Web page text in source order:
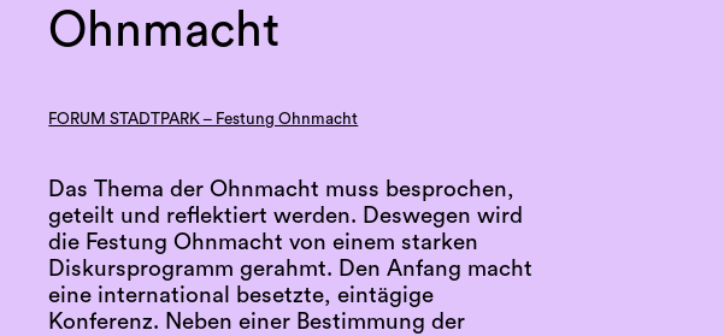
Ohnmacht
FORUM STADTPARK – Festung Ohnmacht
Das Thema der Ohnmacht muss besprochen,
geteilt und reflektiert werden. Deswegen wird
die Festung Ohnmacht von einem starken
Diskursprogramm gerahmt. Den Anfang macht
eine international besetzte, eintägige
Konferenz. Neben einer Bestimmung der